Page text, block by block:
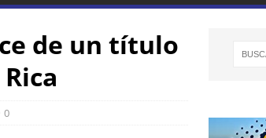
de un título
0